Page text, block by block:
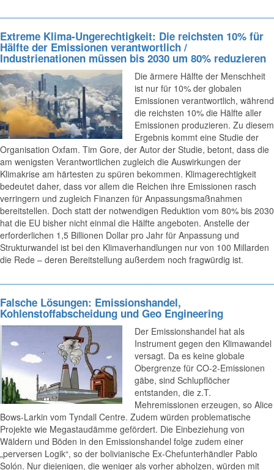
Extreme Klima-Ungerechtigkeit: Die reichsten 10% für
Hälfte der Emissionen verantwortlich /
Industrienationen müssen bis 2030 um 80% reduzieren
Die ärmere Hälfte der Menschheit
ist nur für 10% der globalen
Emissionen verantwortlich, während
die reichsten 10% die Hälfte aller
Emissionen produzieren. Zu diesem
Ergebnis kommt eine Studie der
Organisation Oxfam. Tim Gore, der Autor der Studie, betont, dass die
am wenigsten Verantwortlichen zugleich die Auswirkungen der
Klimakrise am härtesten zu spüren bekommen. Klimagerechtigkeit
bedeutet daher, dass vor allem die Reichen ihre Emissionen rasch
verringern und zugleich Finanzen für Anpassungsmaßnahmen
bereitstellen. Doch statt der notwendigen Reduktion vom 80% bis 2030
hat die EU bisher nicht einmal die Hälfte angeboten. Anstelle der
erforderlichen 1,5 Billionen Dollar pro Jahr für Anpassung und
Strukturwandel ist bei den Klimaverhandlungen nur von 100 Millarden
die Rede – deren Bereitstellung außerdem noch fragwürdig ist.
Falsche Lösungen: Emissionshandel,
Kohlenstoffabscheidung und Geo Engineering
Der Emissionshandel hat als
Instrument gegen den Klimawandel
versagt. Da es keine globale
Obergrenze für CO-2-Emissionen
gäbe, sind Schlupflöcher
entstanden, die z.T.
Mehremissionen erzeugen, so Alice
Bows-Larkin vom Tyndall Centre. Zudem würden problematische
Projekte wie Megastaudämme gefördert. Die Einbeziehung von
Wäldern und Böden in den Emissionshandel folge zudem einer
„perversen Logik“, so der bolivianische Ex-Chefunterhändler Pablo
Solón. Nur diejenigen, die weniger als vorher abholzen, würden mit